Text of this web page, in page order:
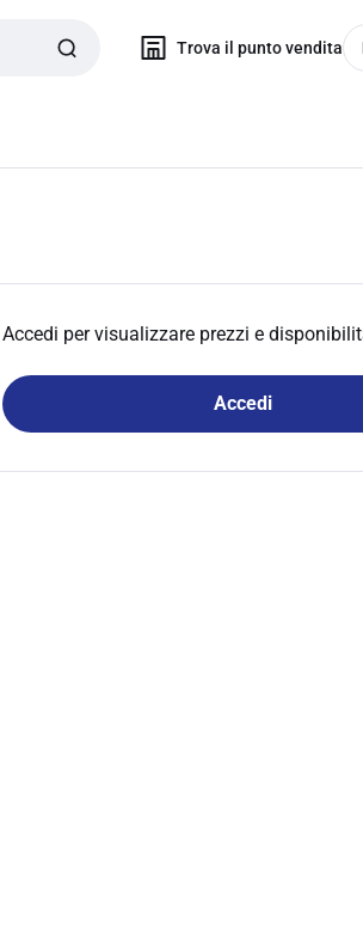
Trova il punto vendita
Accedi per visualizzare prezzi e
Accedi